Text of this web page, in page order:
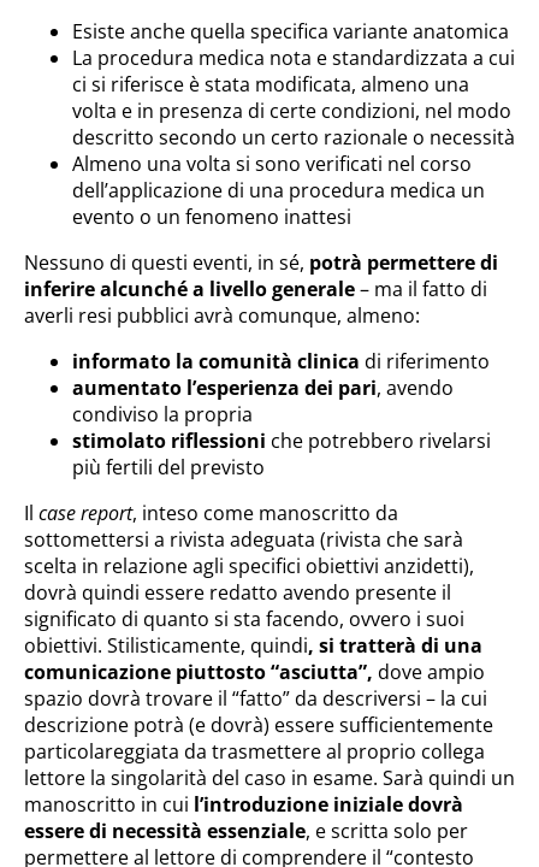
Esiste anche quella specifica variante anatomica
La procedura medica nota e standardizzata a cui
ci si riferisce è stata modificata, almeno una
volta e in presenza di certe condizioni, nel modo
descritto secondo un certo razionale o necessità
Almeno una volta si sono verificati nel corso
dell’applicazione di una procedura medica un
evento o un fenomeno inattesi
Nessuno di questi eventi, in sé, potrà permettere di
inferire alcunché a livello generale– ma il fatto di
averli resi pubblici avrà comunque, almeno:
informato la comunità clinica di riferimento
aumentato l’esperienza dei pari, avendo
condiviso la propria
stimolato riflessioni che potrebbero rivelarsi
più fertili del previsto
Il case report, inteso come manoscritto da
sottomettersi a rivista adeguata (rivista che sarà
scelta in relazione agli specifici obiettivi anzidetti),
dovrà quindi essere redatto avendo presente il
significato di quanto si sta facendo, ovvero i suoi
obiettivi. Stilisticamente, quindi, si tratterà di una
comunicazione piuttosto “asciutta”, dove ampio
spazio dovrà trovare il “fatto” da descriversi – la cui
descrizione potrà (e dovrà) essere sufficientemente
particolareggiata da trasmettere al proprio collega
lettore la singolarità del caso in esame. Sarà quindi un
manoscritto in cui l’introduzione iniziale dovrà
essere di necessità essenziale, e scritta solo per
permettere al lettore di comprendere il “contesto